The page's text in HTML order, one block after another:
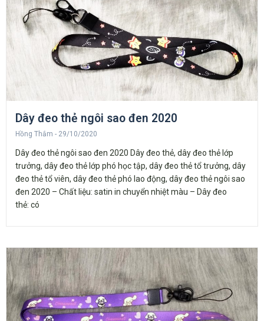
Dây đeo thẻ ngôi sao đen 2020
Hồng Thắm 29/10/2020
Dây đeo thẻ ngôi sao đen 2020 Dây đeo thẻ, dây đeo thẻ lớp
trưởng, dây đeo thẻ lớp phó học tập, dây đeo thẻ tổ trưởng, dây
đeo thẻ tổ viên, dây đeo thẻ phó lao động, dây đeo thẻ ngôi sao
đen 2020 – Chất liệu: satin in chuyển nhiệt màu – Dây đeo
thẻ: có